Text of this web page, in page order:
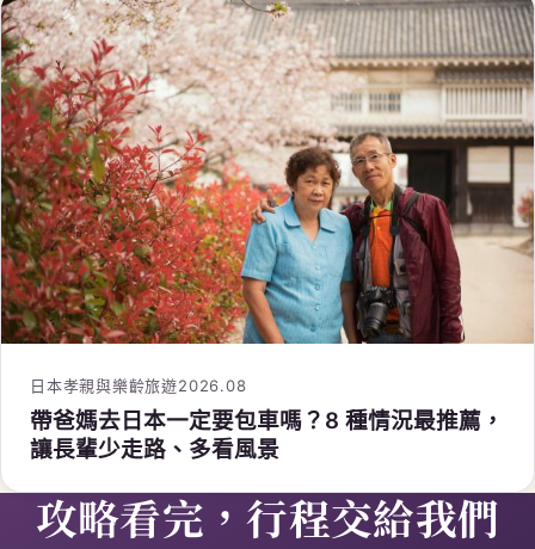
日本孝親與樂齡旅遊2026.08
帶爸媽去日本一定要包車嗎？8 種情況最推薦，
讓長輩少走路、多看風景
攻略看完，行程交給我們